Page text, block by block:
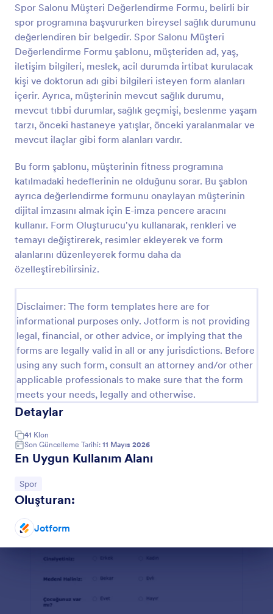
Spor Salonu Müşteri Değerlendirme Formu, belirli bir
spor programına başvururken bireysel sağlık durumunu
değerlendiren bir belgedir. Spor Salonu Müşteri
Değerlendirme Formu şablonu, müşteriden ad, yaş,
iletişim bilgileri, meslek, acil durumda irtibat kurulacak
kişi ve doktorun adı gibi bilgileri isteyen form alanları
içerir. Ayrıca, müşterinin mevcut sağlık durumu,
mevcut tıbbi durumlar, sağlık geçmişi, beslenme yaşam
tarzı, önceki hastaneye yatışlar, önceki yaralanmalar ve
mevcut ilaçlar gibi form alanları vardır.
Bu form şablonu, müşterinin fitness programına
katılmadaki hedeflerinin ne olduğunu sorar. Bu şablon
ayrıca değerlendirme formunu onaylayan müşterinin
dijital imzasını almak için E-imza pencere aracını
kullanır. Form Oluşturucu'yu kullanarak, renkleri ve
temayı değiştirerek, resimler ekleyerek ve form
alanlarını düzenleyerek formu daha da
özelleştirebilirsiniz.
Disclaimer: The form templates here are for
informational purposes only. Jotform is not providing
legal, financial, or other advice, or implying that the
forms are legally valid in all or any jurisdictions. Before
using any such form, consult an attorney and/or other
applicable professionals to make sure that the form
meets your needs, legally and otherwise.
Detaylar
41 Klon
Son Güncelleme Tarihi: 11 Mayıs 2026
En Uygun Kullanım Alanı
Kategoriye git:
Spor
Oluşturan:
Jotform
Önizleme
Spor Kursu Kayıt Formu
Bir spor kursu işletiyor ve başvurularınızı toplamak
için bir yol mu arıyorsunuz? Bu spor kursu kayıt
formu tam olarak size göre. Form aracılığıyla gerekli
bilgileri tek seferde alıp işlerinizi kolaylaştırabilirsiniz.
Go to Category:
Spor Formları
Şablon Kullan